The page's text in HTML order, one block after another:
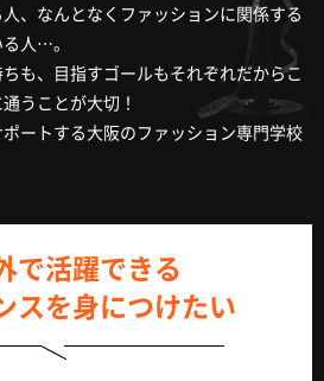
、なんとなくファッションに関係する
人…。
も、目指すゴールもそれぞれだからこ
うことが大切！
ートする大阪のファッション専門学校
で活躍できる
スを身につけたい